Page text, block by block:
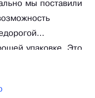
мы поставили
упаковке. Это
в
нашей